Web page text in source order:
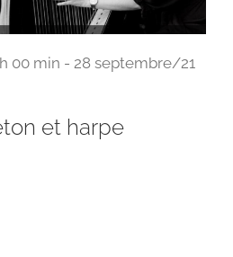
00 min - 28 septembre/21
et harpe